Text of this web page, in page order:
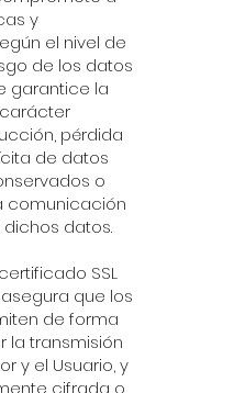
y
el nivel de
de los datos
garantice la
pérdida
de datos
o
comunicación
datos.
SSL
que los
de forma
la transmisión
y el Usuario, y
cifrada o